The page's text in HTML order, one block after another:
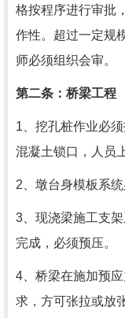
格按程序进行审批
作性。超过一定规
师必须组织会审。
第二条：桥梁工程
1、挖孔桩作业必
混凝土锁口，人员
2、墩台身模板系
3、现浇梁施工支
完成，必须预压。
4、桥梁在施加预
求，方可张拉或放